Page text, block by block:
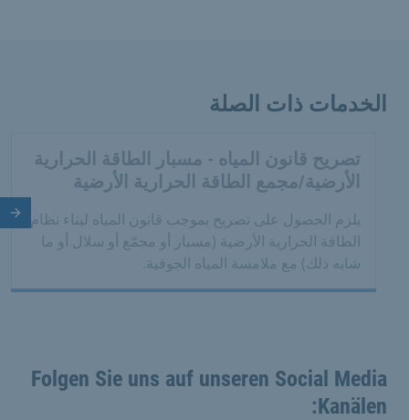
الخدمات ذات الصلة
تصريح قانون المياه - مسبار الطاقة الحرارية
الأرضية/مجمع الطاقة الحرارية الأرضية
يلزم الحصول على تصريح بموجب قانون المياه لبناء نظام
الطاقة الحرارية الأرضية (مسبار أو مجمّع أو سلال أو ما
شابه ذلك) مع ملامسة المياه الجوفية.
Folgen Sie uns auf unseren Social Media
Kanälen: